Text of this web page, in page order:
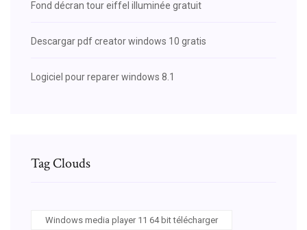
Fond décran tour eiffel illuminée gratuit
Descargar pdf creator windows 10 gratis
Logiciel pour reparer windows 8.1
Tag Clouds
Windows media player 11 64 bit télécharger